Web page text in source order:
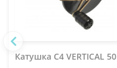
Катушка C4 VERTICAL 50